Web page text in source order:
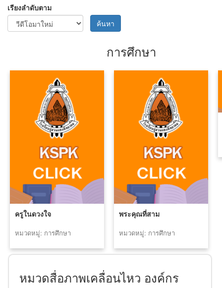
เรียงลำดับตาม
ค้นหา
การศึกษา
ครูในดวงใจ
หมวดหมู่: การศึกษา
พระคุณที่สาม
หมวดหมู่: การศึกษา
หมวดสื่อภาพเคลื่อนไหว องค์กร